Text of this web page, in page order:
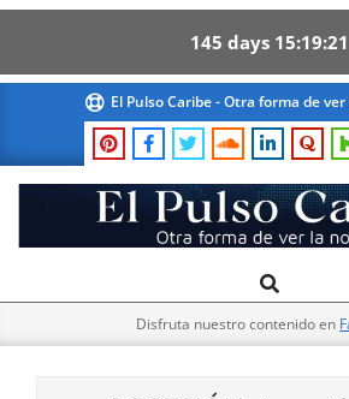
145 days 15 19 20
content
El Pulso Caribe - Otra forma de
El
Pulso
Navigation
Search
Disfruta nuestro contenido en